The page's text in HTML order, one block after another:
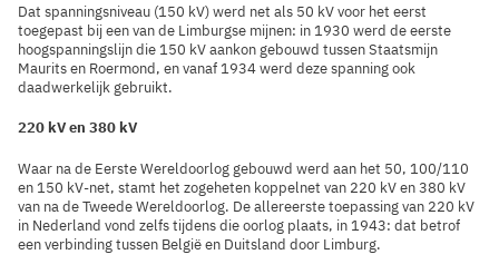
Dat spanningsniveau (150 kV) werd net als 50 kV voor het eerst
toegepast bij een van de Limburgse mijnen: in 1930 werd de eerste
hoogspanningslijn die 150 kV aankon gebouwd tussen Staatsmijn
Maurits en Roermond, en vanaf 1934 werd deze spanning ook
daadwerkelijk gebruikt.
220 kV en 380 kV
Waar na de Eerste Wereldoorlog gebouwd werd aan het 50, 100/110
en 150 kV-net, stamt het zogeheten koppelnet van 220 kV en 380 kV
van na de Tweede Wereldoorlog. De allereerste toepassing van 220 kV
in Nederland vond zelfs tijdens die oorlog plaats, in 1943: dat betrof
een verbinding tussen België en Duitsland door Limburg.